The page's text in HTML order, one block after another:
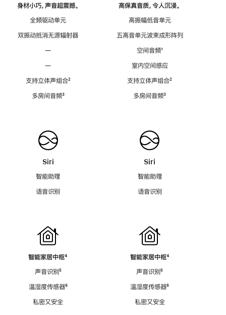
身材小巧，声音超震撼。
全频驱动单元
双振动抵消无源辐射器
—
—
支持立体声组合脚
²
多房间音频脚
³
Siri
智能助理
语音识别
智能家居中枢脚
⁴
声音识别脚
⁵
温湿度传感器脚
⁶
私密又安全
高保真音质，令人沉浸。
高振幅低音单元
五高音单元波束成形阵列
空间音频脚
¹
室内空间感应
支持立体声组合脚
²
多房间音频脚
³
Siri
智能助理
语音识别
智能家居中枢脚
⁴
声音识别脚
⁵
温湿度传感器脚
⁶
私密又安全